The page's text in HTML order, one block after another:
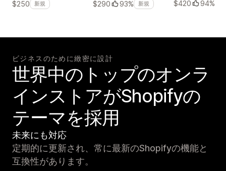
$250
新規
$290
93% 新規
$420
94%
ビジネスのために緻密に設計
世界中のトップのオンラ
インストアがShopifyの
テーマを採用
未来にも対応
定期的に更新され、常に最新のShopifyの機能と
互換性があります。